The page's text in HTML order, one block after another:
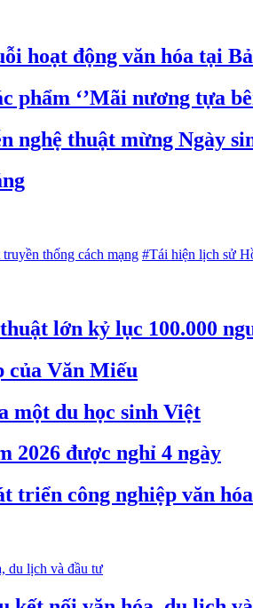
hoạt động văn hóa tại
‘’Mãi nương tựa
nghệ thuật mừng Ngày
thống cách mạng #Tái hiện lịch sử
lớn kỷ lục 100.000
của Văn Miếu
một du học sinh Việt
2026 được nghỉ 4 ngày
triển công nghiệp văn hóa